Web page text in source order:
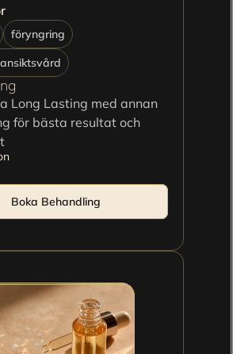
föryngring
Long Lasting med annan
för bästa resultat och
Boka Behandling